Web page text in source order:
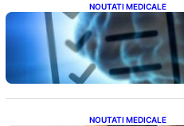
NOUTATI MEDICALE
Inteligența
ridicat care nu
NOUTATI MEDICALE